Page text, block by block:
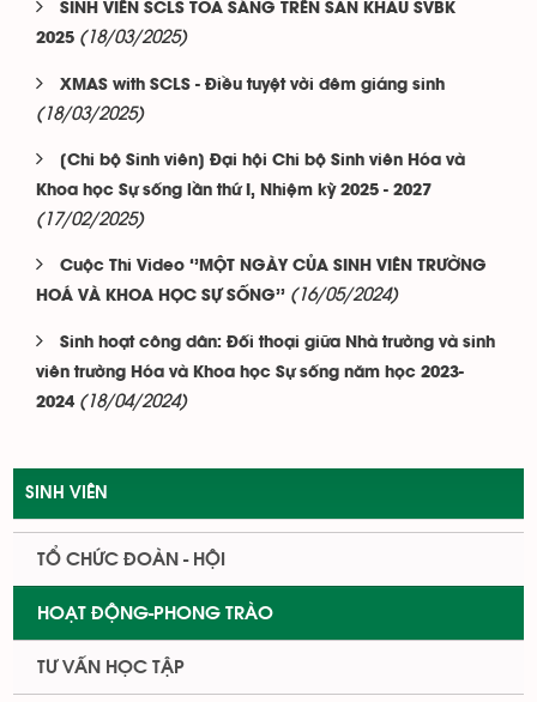
SINH VIÊN SCLS TỎA SÁNG TRÊN SÂN KHẤU SVBK
2025 (18/03/2025)
XMAS with SCLS - Điều tuyệt vời đêm giáng sinh
(18/03/2025)
[Chi bộ Sinh viên] Đại hội Chi bộ Sinh viên Hóa và
Khoa học Sự sống lần thứ I, Nhiệm kỳ 2025 - 2027
(17/02/2025)
Cuộc Thi Video ‘’MỘT NGÀY CỦA SINH VIÊN TRƯỜNG
HOÁ VÀ KHOA HỌC SỰ SỐNG’’ (16/05/2024)
Sinh hoạt công dân: Đối thoại giữa Nhà trường và sinh
viên trường Hóa và Khoa học Sự sống năm học 2023-
2024 (18/04/2024)
SINH VIÊN
TỔ CHỨC ĐOÀN - HỘI
HOẠT ĐỘNG-PHONG TRÀO
TƯ VẤN HỌC TẬP